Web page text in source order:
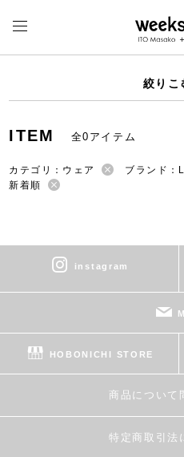
絞りこ
ITEM 全0アイテム
カテゴリ：ウェア ブランド：
新着順
instagram
HOBONICHI STORE
商品について
特定商取引法